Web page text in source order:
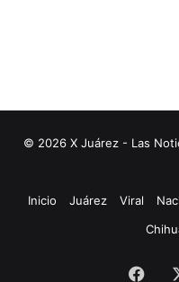
© 2026 X Juárez - Las
Inicio
Juárez Viral